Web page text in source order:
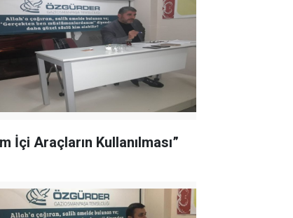
İçi Araçların Kullanılması”